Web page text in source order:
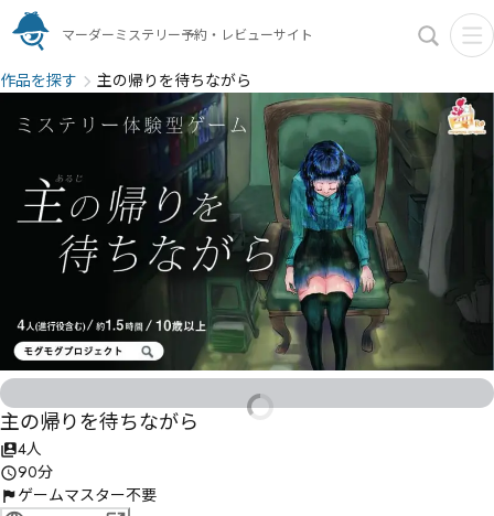
マーダーミステリー予約・レビューサイト
作品を探す 主の帰りを待ちながら
主の帰りを待ちながら
4人
90分
ゲームマスター不要